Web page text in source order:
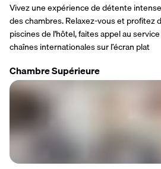
Vivez une expérience de détente
des chambres. Relaxez-vous et profitez
piscines de l'hôtel, faites appel au
chaînes internationales sur l’écran plat
Chambre Supérieure